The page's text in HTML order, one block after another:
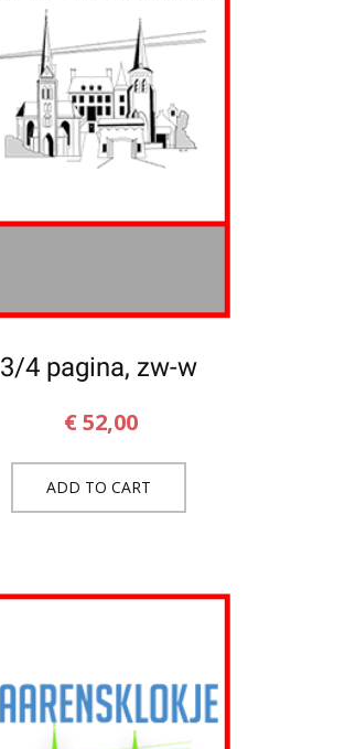
3/4 pagina, zw-w
€52,00
ADD TO CART